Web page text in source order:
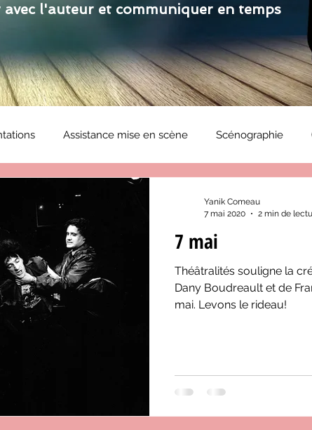
l'auteur et communiquer en temps
Assistance mise en scène Scénographie
2020-2021 Journal «BIENVENUE À BORD!»
2023-2024 ZoneCulture 2024-2025
7 mai
Théâtralités souligne la
Dany Boudreault et de
mai. Levons le rideau!
Yanik Comeau
7 mai 2020
2 min de